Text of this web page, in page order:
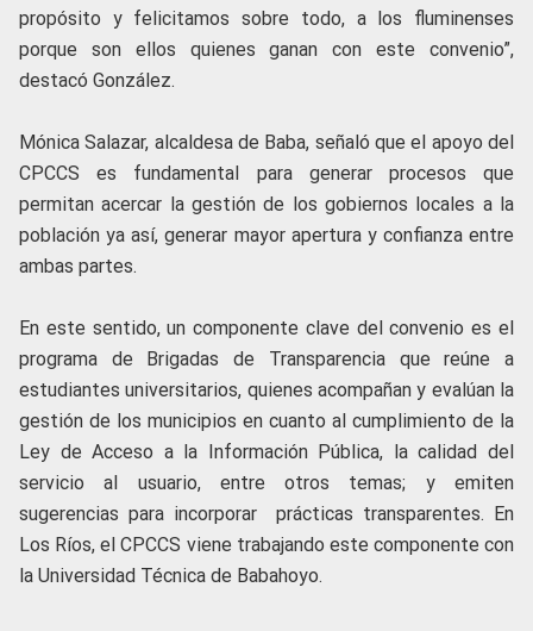
propósito y felicitamos sobre todo, a los fluminenses
porque son ellos quienes ganan con este convenio”,
destacó González.
Mónica Salazar, alcaldesa de Baba, señaló que el apoyo del
CPCCS es fundamental para generar procesos que
permitan acercar la gestión de los gobiernos locales a la
población ya así, generar mayor apertura y confianza entre
ambas partes.
En este sentido, un componente clave del convenio es el
programa de Brigadas de Transparencia que reúne a
estudiantes universitarios, quienes acompañan y evalúan la
gestión de los municipios en cuanto al cumplimiento de la
Ley de Acceso a la Información Pública, la calidad del
servicio al usuario, entre otros temas; y emiten
sugerencias para incorporar prácticas transparentes. En
Los Ríos, el CPCCS viene trabajando este componente con
la Universidad Técnica de Babahoyo.